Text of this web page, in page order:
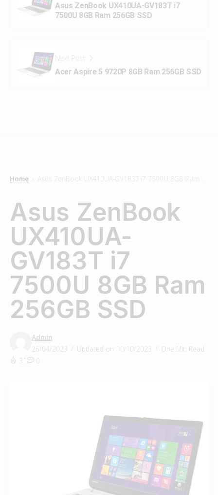
Asus ZenBook UX410UA-GV183T i7
7500U 8GB Ram 256GB SSD
Next Post
Acer Aspire 5 9720P 8GB Ram 256GB SSD
Home Asus ZenBook UX410UA-GV183T i7 7500U 8GB Ram 256GB SSD
Asus ZenBook
UX410UA-
GV183T i7
7500U 8GB Ram
256GB SSD
Admin
26/04/2023
Updated on 11/10/2023
One Min Read
31
0